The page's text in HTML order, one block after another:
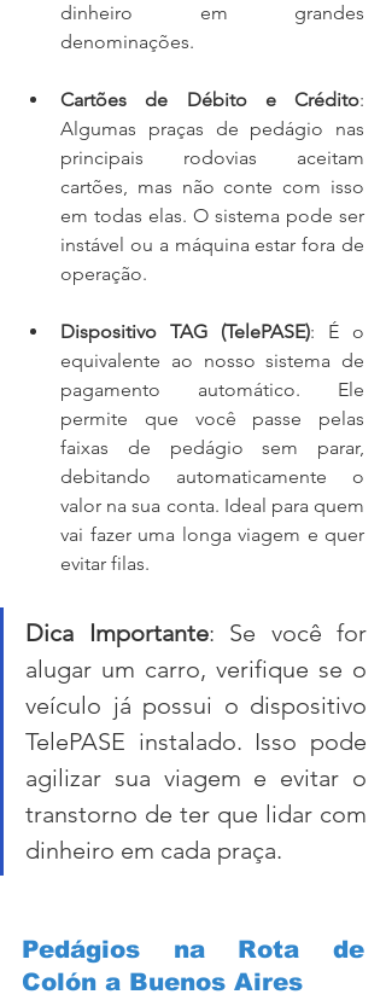
dinheiro em grandes
denominações.
Cartões de Débito e Crédito:
Algumas praças de pedágio nas
principais rodovias aceitam
cartões, mas não conte com isso
em todas elas. O sistema pode ser
instável ou a máquina estar fora de
operação.
Dispositivo TAG (TelePASE): É o
equivalente ao nosso sistema de
pagamento automático. Ele
permite que você passe pelas
faixas de pedágio sem parar,
debitando automaticamente o
valor na sua conta. Ideal para quem
vai fazer uma longa viagem e quer
evitar filas.
Dica Importante: Se você for
alugar um carro, verifique se o
veículo já possui o dispositivo
TelePASE instalado. Isso pode
agilizar sua viagem e evitar o
transtorno de ter que lidar com
dinheiro em cada praça.
Pedágios na Rota de
Colón a Buenos Aires